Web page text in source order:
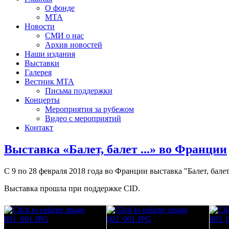
О фонде
МТА
Новости
СМИ о нас
Архив новостей
Наши издания
Выставки
Галерея
Вестник МТА
Письма поддержки
Концерты
Мероприятия за рубежом
Видео с мероприятий
Контакт
Выставка «Балет, балет ...» во Франции
С 9 по 28 февраля 2018 года во Франции выставка "Балет,
Выставка прошла при поддержке CID.